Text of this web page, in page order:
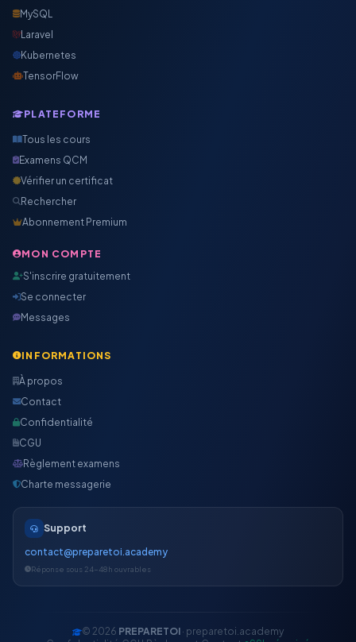
MySQL
Laravel
Kubernetes
TensorFlow
PLATEFORME
Tous les cours
Examens QCM
Vérifier un certificat
Rechercher
Abonnement Premium
MON COMPTE
S'inscrire gratuitement
Se connecter
Messages
INFORMATIONS
À propos
Contact
Confidentialité
CGU
Règlement examens
Charte messagerie
Support
contact@preparetoi.academy
Réponse sous 24-48h ouvrables
© 2026 PREPARETOI · preparetoi.academy